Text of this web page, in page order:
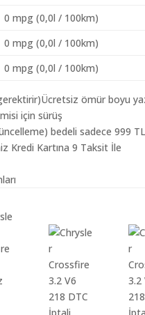
0 mpg (0,0l / 100km)
0 mpg (0,0l / 100km)
0 mpg (0,0l / 100km)
ömür boyu
için sürüş
bedeli sadece 999
Kredi Kartına 9 Taksit İle